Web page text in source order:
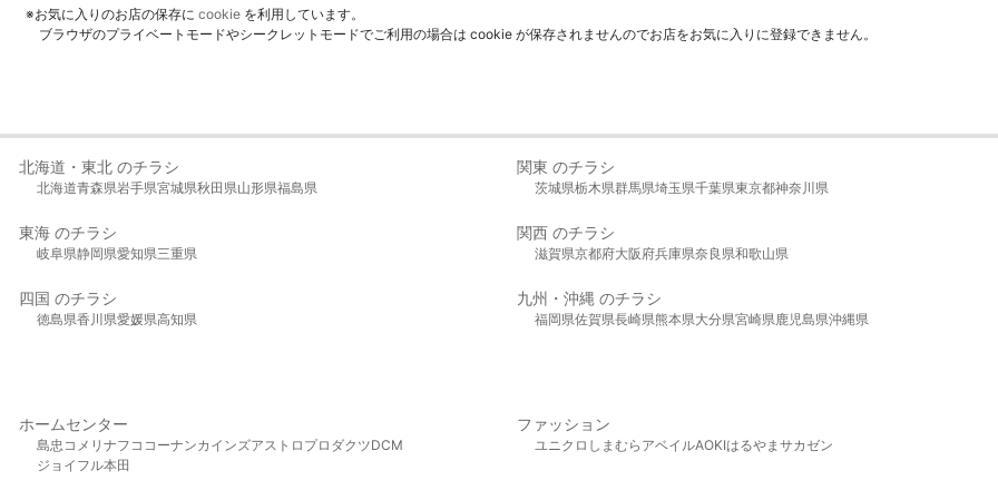
※お気に入りのお店の保存に cookie を利用しています。
ブラウザのプライベートモードやシークレットモードでご利用の場合は cookie が保存されませんのでお店をお気に入りに登録できません。
北海道・東北 のチラシ
北海道青森県岩手県宮城県秋田県山形県福島県
関東 のチラシ
茨城県栃木県群馬県埼玉県千葉県東京都神奈川県
東海 のチラシ
岐阜県静岡県愛知県三重県
関西 のチラシ
滋賀県京都府大阪府兵庫県奈良県和歌山県
四国 のチラシ
徳島県香川県愛媛県高知県
九州・沖縄 のチラシ
福岡県佐賀県長崎県熊本県大分県宮崎県鹿児島県沖縄県
ホームセンター
島忠 コメリ ナフコ コーナンカインズアストロプロダクツDCM
ジョイフル本田
ファッション
ユニクロ しまむら アベイルAOKIはるやま サカゼン